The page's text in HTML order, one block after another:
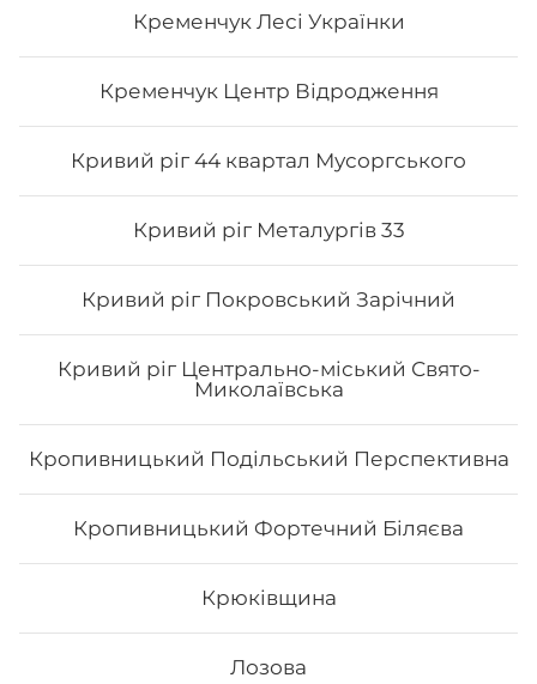
Кременчук Лесі Українки
Кременчук Центр Відродження
Кривий ріг 44 квартал Мусоргського
Кривий ріг Металургів 33
Кривий ріг Покровський Зарічний
Кривий ріг Центрально-міський Свято-
Миколаївська
Кропивницький Подільський Перспективна
Кропивницький Фортечний Біляєва
Крюківщина
Лозова
Філадельфія сезам - Каліфорнія з лососем в кунжуті
Вага: 1045 г
548
Сет Токіо
філа з копч.лососем ½, філа з вугрем ½, філа з